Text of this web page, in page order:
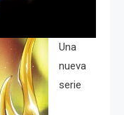
Una
nueva
serie